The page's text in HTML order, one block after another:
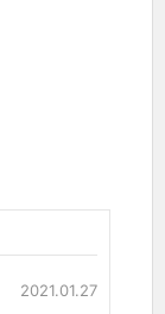
2021.01.27